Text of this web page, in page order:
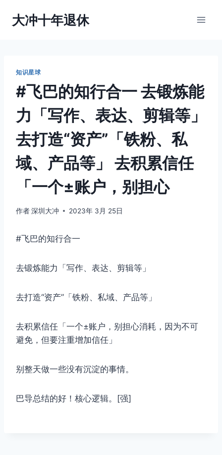
大冲十年退休
知识星球
#飞巴的知行合一 去锻炼能
力「写作、表达、剪辑等」
去打造“资产”「铁粉、私
域、产品等」 去积累信任
「一个±账户，别担心
作者深圳大冲 2023年 3月 25日
#飞巴的知行合一
去锻炼能力「写作、表达、剪辑等」
去打造“资产”「铁粉、私域、产品等」
去积累信任「一个±账户，别担心消耗，因为不可
避免，但要注重增加信任」
别整天做一些没有沉淀的事情。
巴导总结的好！核心逻辑。[强]